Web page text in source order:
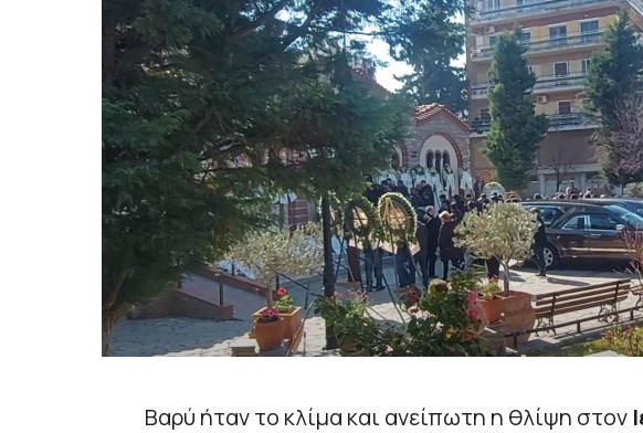
Βαρύ ήταν το κλίμα και ανείπωτη η θλίψη στον